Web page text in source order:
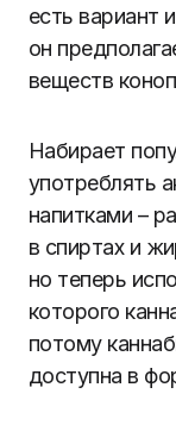
есть вариант
он
веществ
Набирает
употреблять
напитками –
в спиртах и
но теперь
которого
потому
доступна в